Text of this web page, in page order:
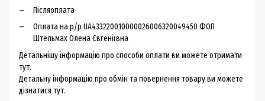
Післяоплата
Оплата на р/р UA433220010000026006320049450 ФОП
Штельмах Олена Євгеніївна
Детальнішу інформацію про способи оплати ви можете отримати
тут.
Детальну інформацію про обмін та повернення товару ви можете
дізнатися тут.